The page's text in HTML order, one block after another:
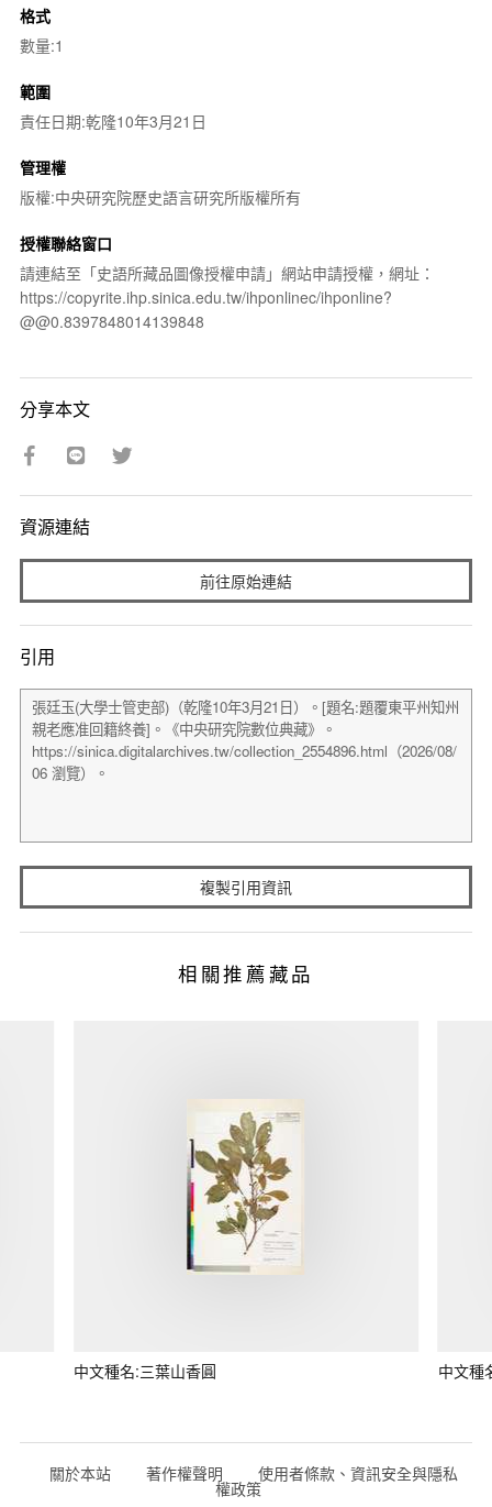
格式
數量:1
範圍
責任日期:乾隆10年3月21日
管理權
版權:中央研究院歷史語言研究所版權所有
授權聯絡窗口
請連結至「史語所藏品圖像授權申請」網站申請授權，網址：
https://copyrite.ihp.sinica.edu.tw/ihponlinec/ihponline?
@@0.8397848014139848
分享本文
資源連結
前往原始連結
引用
複製引用資訊
相關推薦藏品
中文種名:三葉山香圓 中文種
關於本站 著作權聲明 使用者條款、資訊安全與隱私
權政策